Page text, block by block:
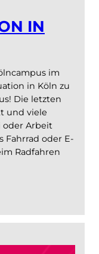
IN
im
in Köln zu
Die letzten
und viele
oder Arbeit
Fahrrad oder E-
Radfahren